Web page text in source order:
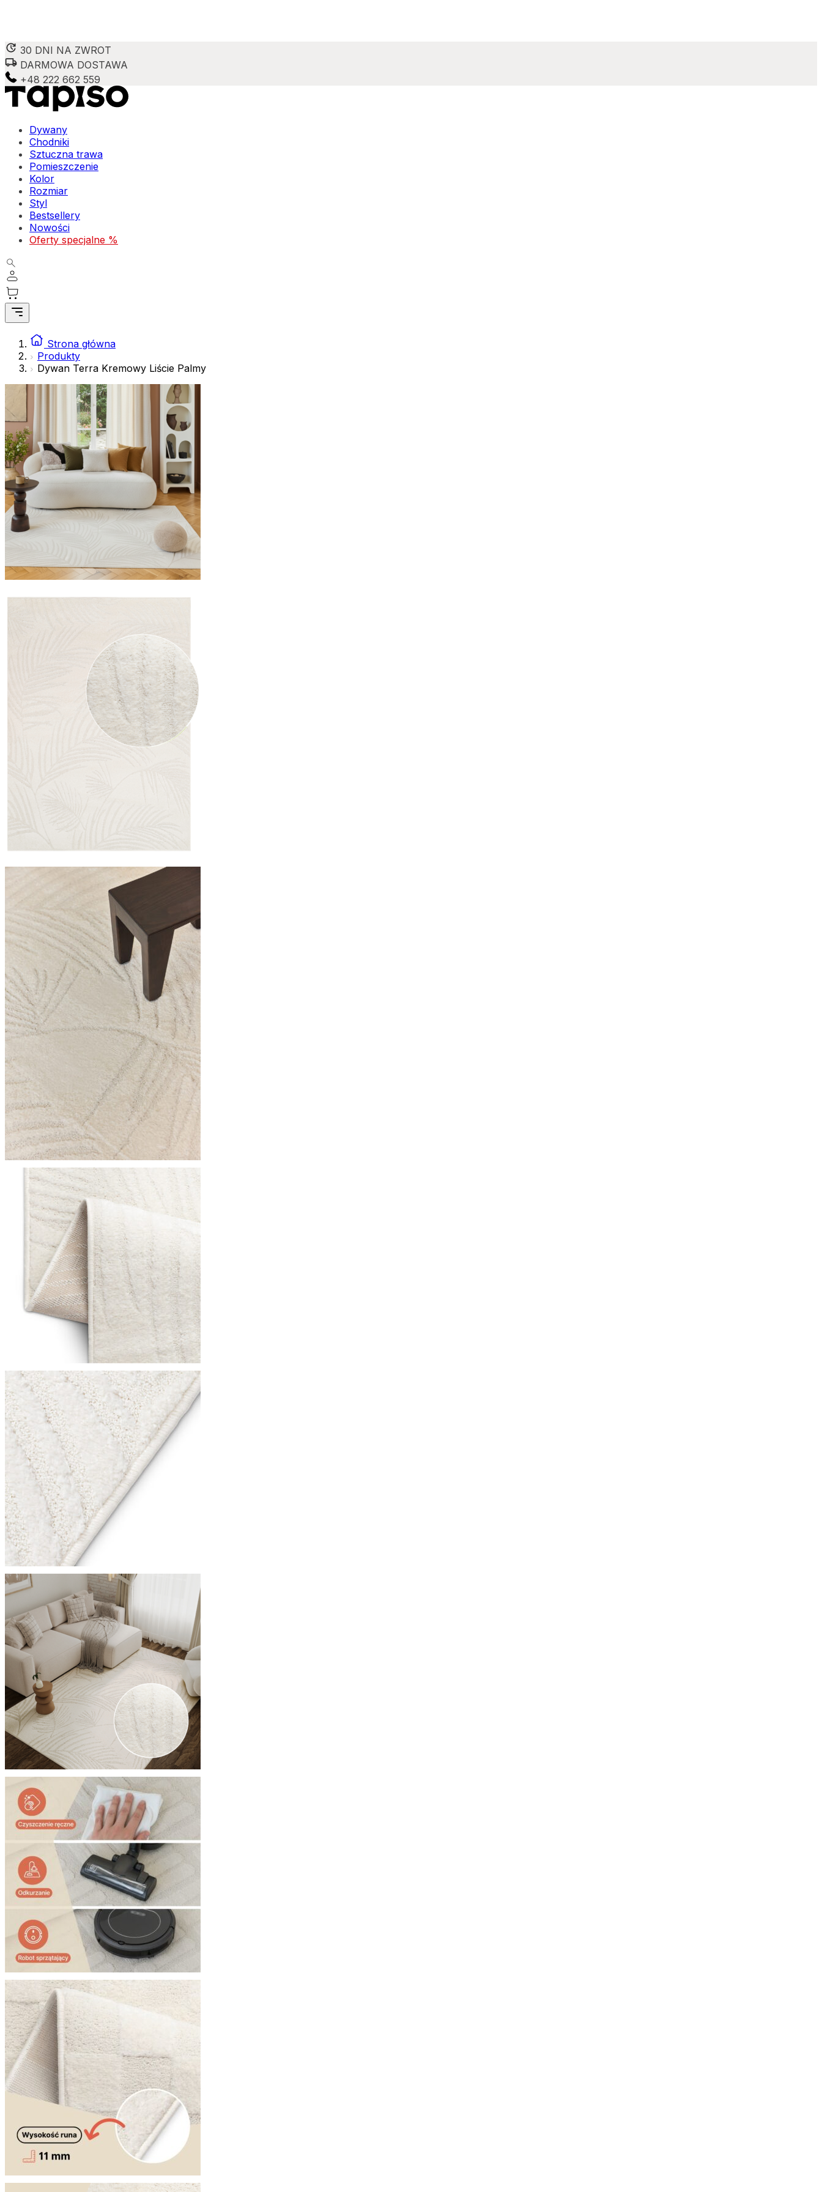
30 DNI NA ZWROT
DARMOWA DOSTAWA
+48 222 662 559
Dywany
Chodniki
Sztuczna trawa
Pomieszczenie
Kolor
Rozmiar
Styl
Bestsellery
Nowości
Oferty specjalne %
Strona główna
Produkty
Dywan Terra Kremowy Liście Palmy
witrynie. Informacje o tym, jak korzystasz z naszej witryny, udostępniamy partnerom społecznościowym, reklamowym i analitycznym.
Partnerzy mogą połączyć te informacje z innymi danymi otrzymanymi od Ciebie lub uzyskanymi podczas korzystania z ich usług.
Niezbędne
Niezbędne pliki cookie mają kluczowe znaczenie dla podstawowych funkcji witryny i witryna nie będzie działać w zamierzony sposób bez
nich. Te pliki cookie nie przechowują żadnych danych umożliwiających identyfikację osoby.
Preferencje
Pliki cookie dotyczące preferencji umożliwiają stronie zapamiętanie informacji, które zmieniają wygląd lub funkcjonowanie strony, np.
preferowany język lub region, w którym znajduje się użytkownik.
Statystyka
Statystyczne pliki cookie pomagają właścicielom stron internetowych zrozumieć, w jaki sposób różni użytkownicy zachowują się na stronie,
gromadząc i zgłaszając anonimowe informacje.